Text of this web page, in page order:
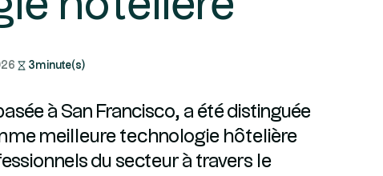
3minute(s)
à San Francisco, a été distinguée
meilleure technologie hôtelière
du secteur à travers le